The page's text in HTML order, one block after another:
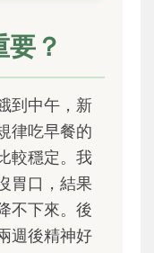
？
到中午，新
律吃早餐的
較穩定。我
胃口，結果
不下來。後
週後精神好